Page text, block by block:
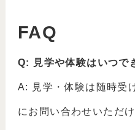
FAQ
Q: 見学や体験はいつで
A: 見学・体験は随時受
にお問い合わせいただ